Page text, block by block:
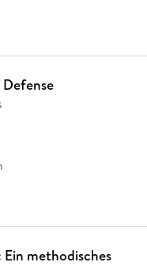
methodisches